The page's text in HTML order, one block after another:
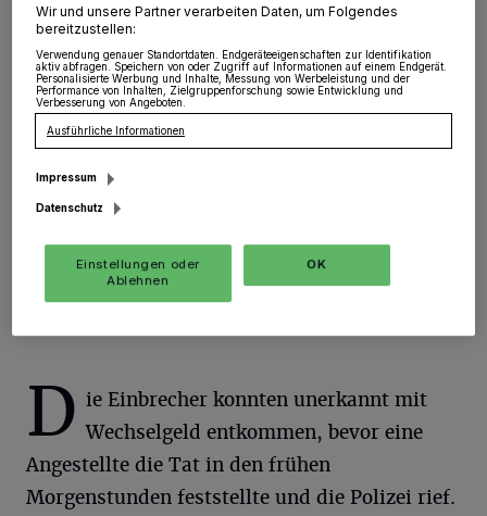
Rommerskirchen· Bislang unbekannte Täter
13:00 Uhr, bis Montag (17.06.), 03:55 Uhr, gewaltsam
Zutritt zu einer Bäckereifiliale an der Alfred-Nobel-
Allee.
17.06.2019 , 12:50 Uhr
D ie Einbrecher konnten unerkannt mit
Wechselgeld entkommen, bevor eine
Angestellte die Tat in den frühen
Morgenstunden feststellte und die Polizei rief.
Wir und unsere Partner verarbeiten Daten, um Folgendes
bereitzustellen:
Verwendung genauer Standortdaten. Endgeräteeigenschaften zur Identifikation
aktiv abfragen. Speichern von oder Zugriff auf Informationen auf einem Endgerät.
Personalisierte Werbung und Inhalte, Messung von Werbeleistung und der
Performance von Inhalten, Zielgruppenforschung sowie Entwicklung und
Verbesserung von Angeboten.
Ausführliche Informationen
Impressum
Datenschutz
Einstellungen oder
Ablehnen
OK